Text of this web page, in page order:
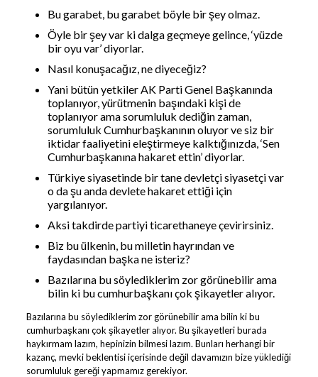
Bu garabet, bu garabet böyle bir şey olmaz.
Öyle bir şey var ki dalga geçmeye gelince, ‘yüzde
bir oyu var’ diyorlar.
Nasıl konuşacağız, ne diyeceğiz?
Yani bütün yetkiler AK Parti Genel Başkanında
toplanıyor, yürütmenin başındaki kişi de
toplanıyor ama sorumluluk dediğin zaman,
sorumluluk Cumhurbaşkanının oluyor ve siz bir
iktidar faaliyetini eleştirmeye kalktığınızda, ‘Sen
Cumhurbaşkanına hakaret ettin’ diyorlar.
Türkiye siyasetinde bir tane devletçi siyasetçi var
o da şu anda devlete hakaret ettiği için
yargılanıyor.
Aksi takdirde partiyi ticarethaneye çevirirsiniz.
Biz bu ülkenin, bu milletin hayrından ve
faydasından başka ne isteriz?
Bazılarına bu söylediklerim zor görünebilir ama
bilin ki bu cumhurbaşkanı çok şikayetler alıyor.
Bazılarına bu söylediklerim zor görünebilir ama bilin ki bu
cumhurbaşkanı çok şikayetler alıyor. Bu şikayetleri burada
haykırmam lazım, hepinizin bilmesi lazım. Bunları herhangi bir
kazanç, mevki beklentisi içerisinde değil davamızın bize yüklediği
sorumluluk gereği yapmamız gerekiyor.